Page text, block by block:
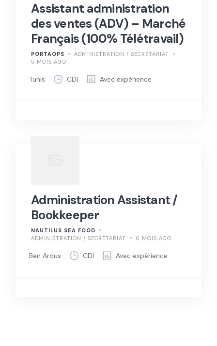
Assistant administration
des ventes (ADV) – Marché
Français (100% Télétravail)
PORTAOPS
ADMINISTRATION / SECRÉTARIAT
5 MOIS AGO
Tunis CDI Avec expérience
Administration Assistant /
Bookkeeper
NAUTILUS SEA FOOD
ADMINISTRATION / SECRÉTARIAT
6 MOIS AGO
Ben Arous CDI Avec expérience